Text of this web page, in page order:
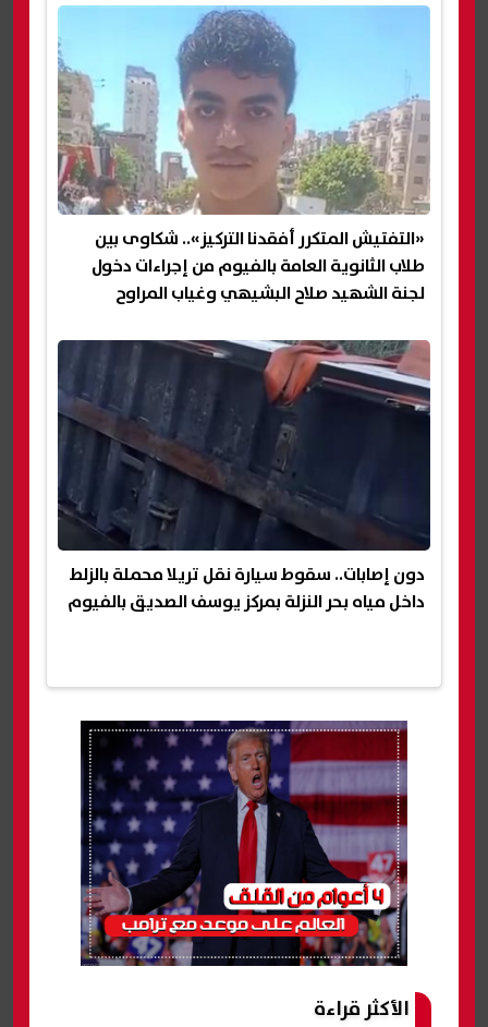
«التفتيش المتكرر أفقدنا التركيز».. شكاوى بين
طلاب الثانوية العامة بالفيوم من إجراءات دخول
لجنة الشهيد صلاح البشيهي وغياب المراوح
دون إصابات.. سقوط سيارة نقل تريلا محملة بالزلط
داخل مياه بحر النزلة بمركز يوسف الصديق بالفيوم
الأكثر قراءة